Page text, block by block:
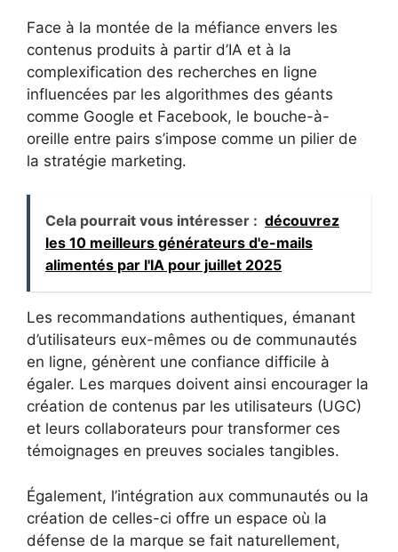
Face à la montée de la méfiance envers les
contenus produits à partir d’IA et à la
complexification des recherches en ligne
influencées par les algorithmes des géants
comme Google et Facebook, le bouche-à-
oreille entre pairs s’impose comme un pilier de
la stratégie marketing.
Cela pourrait vous intéresser : découvrez
les 10 meilleurs générateurs d'e-mails
alimentés par l'IA pour juillet 2025
Les recommandations authentiques, émanant
d’utilisateurs eux-mêmes ou de communautés
en ligne, génèrent une confiance difficile à
égaler. Les marques doivent ainsi encourager la
création de contenus par les utilisateurs (UGC)
et leurs collaborateurs pour transformer ces
témoignages en preuves sociales tangibles.
Également, l’intégration aux communautés ou la
création de celles-ci offre un espace où la
défense de la marque se fait naturellement,